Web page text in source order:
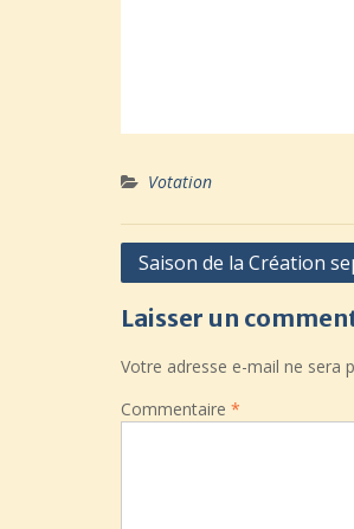
Votation
Navigation
l’article
Saison de la Création
Laisser un
Votre adresse e-mail ne sera
Commentaire *